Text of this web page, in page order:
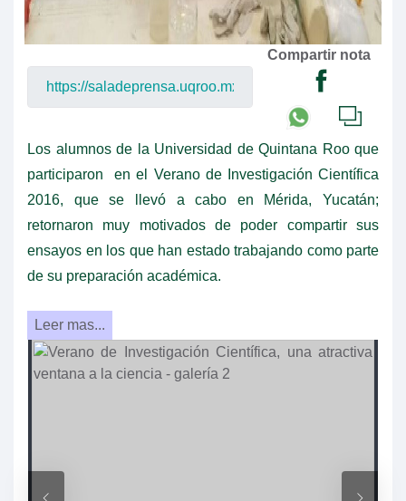
Compartir nota
Los alumnos de la Universidad de Quintana Roo que
participaron en el Verano de Investigación Científica
2016, que se llevó a cabo en Mérida, Yucatán;
retornaron muy motivados de poder compartir sus
ensayos en los que han estado trabajando como parte
de su preparación académica.
Leer mas...